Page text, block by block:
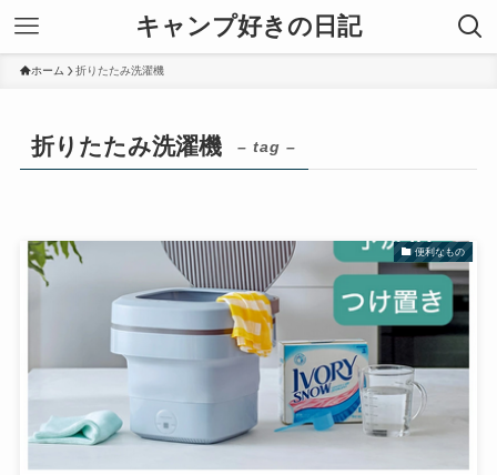
キャンプ好きの日記
ホーム 折りたたみ洗濯機
折りたたみ洗濯機 – tag –
便利なもの